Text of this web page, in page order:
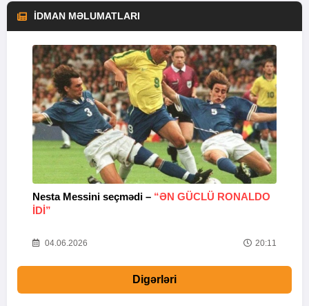
İDMAN MƏLUMATLARI
Nesta Messini seçmədi – “ƏN GÜCLÜ RONALDO
IDI”
04.06.2026 20:11
Digərləri